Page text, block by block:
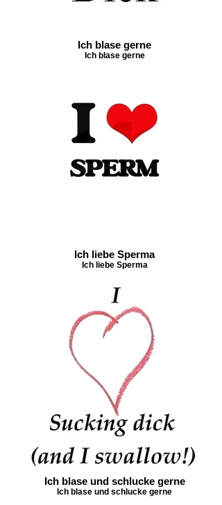
Ich blase gerne
Ich blase gerne
Ich liebe Sperma
Ich liebe Sperma
Ich blase und schlucke gerne
Ich blase und schlucke gerne